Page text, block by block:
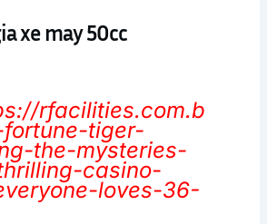
xe may 50cc
rfacilities.com.b
tiger-
the-mysteries-
casino-
loves-36-